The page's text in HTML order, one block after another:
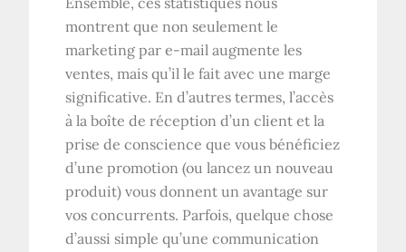
montrent que non seulement le
marketing par e-mail augmente les
ventes, mais qu’il le fait avec une marge
significative. En d’autres termes, l’accès
à la boîte de réception d’un client et la
prise de conscience que vous bénéficiez
d’une promotion (ou lancez un nouveau
produit) vous donnent un avantage sur
vos concurrents. Parfois, quelque chose
d’aussi simple qu’une communication